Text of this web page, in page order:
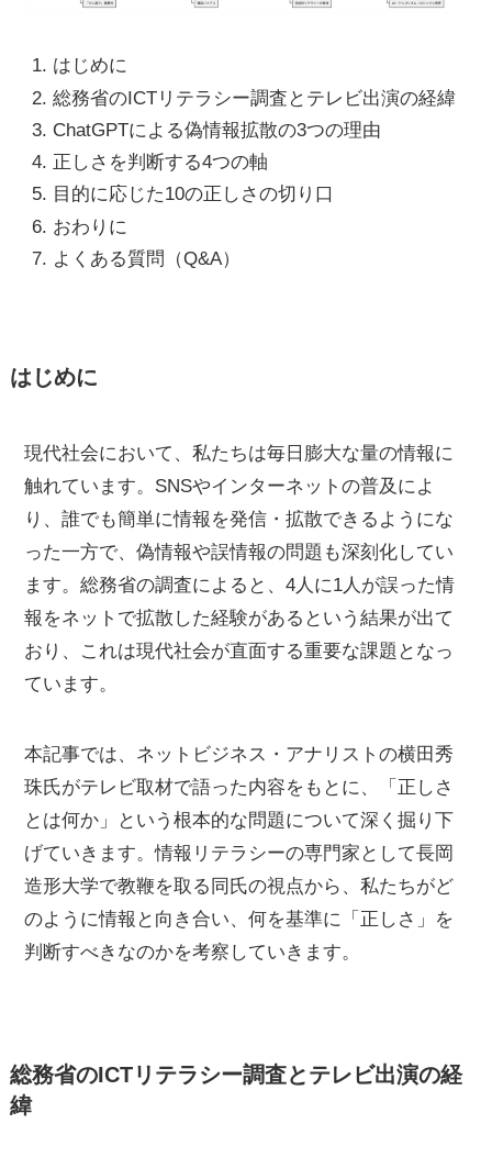
はじめに
総務省のICTリテラシー調査とテレビ出演の経緯
ChatGPTによる偽情報拡散の3つの理由
正しさを判断する4つの軸
目的に応じた10の正しさの切り口
おわりに
よくある質問（Q&A）
はじめに
現代社会において、私たちは毎日膨大な量の情報に
触れています。SNSやインターネットの普及によ
り、誰でも簡単に情報を発信・拡散できるようにな
った一方で、偽情報や誤情報の問題も深刻化してい
ます。総務省の調査によると、4人に1人が誤った情
報をネットで拡散した経験があるという結果が出て
おり、これは現代社会が直面する重要な課題となっ
ています。
本記事では、ネットビジネス・アナリストの横田秀
珠氏がテレビ取材で語った内容をもとに、「正しさ
とは何か」という根本的な問題について深く掘り下
げていきます。情報リテラシーの専門家として長岡
造形大学で教鞭を取る同氏の視点から、私たちがど
のように情報と向き合い、何を基準に「正しさ」を
判断すべきなのかを考察していきます。
総務省のICTリテラシー調査とテレビ出演の経
緯